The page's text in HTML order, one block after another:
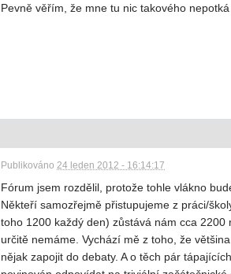
Pevně věřím, že mne tu nic takového nepotká
Publikováno 24 leden 2012 - 16:14:17
Fórum jsem rozdělil, protože tohle vlákno
Někteří samozřejmě přistupujeme z práci/
toho 1200 každý den) zůstává nám cca
určitě nemáme. Vychází mě z toho, že
nějak zapojit do debaty. A o těch pár